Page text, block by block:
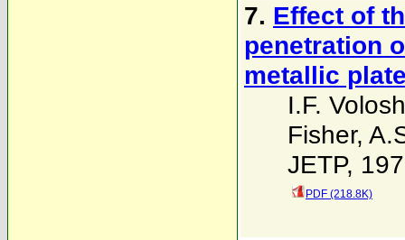
7. Effect of
penetration
metallic
I.F.
Fisher,
JETP,
PDF (218.8K)